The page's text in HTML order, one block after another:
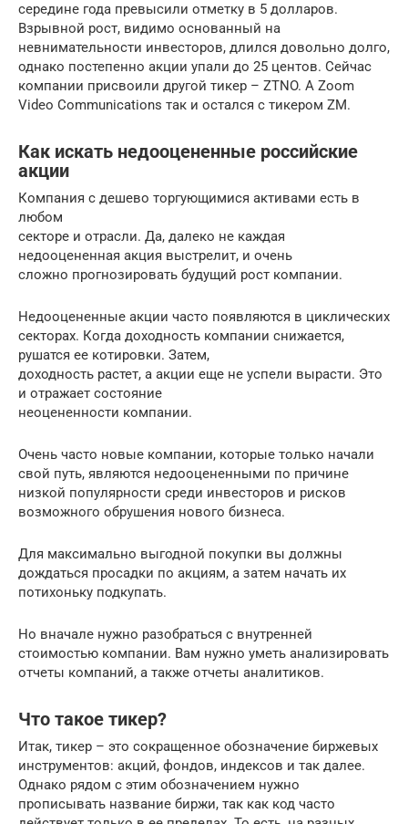
середине года превысили отметку в 5 долларов.
Взрывной рост, видимо основанный на
невнимательности инвесторов, длился довольно долго,
однако постепенно акции упали до 25 центов. Сейчас
компании присвоили другой тикер – ZTNO. А Zoom
Video Communications так и остался с тикером ZM.
Как искать недооцененные российские
акции
Компания с дешево торгующимися активами есть в
любом
секторе и отрасли. Да, далеко не каждая
недооцененная акция выстрелит, и очень
сложно прогнозировать будущий рост компании.
Недооцененные акции часто появляются в циклических
секторах. Когда доходность компании снижается,
рушатся ее котировки. Затем,
доходность растет, а акции еще не успели вырасти. Это
и отражает состояние
неоцененности компании.
Очень часто новые компании, которые только начали
свой путь, являются недооцененными по причине
низкой популярности среди инвесторов и рисков
возможного обрушения нового бизнеса.
Для максимально выгодной покупки вы должны
дождаться просадки по акциям, а затем начать их
потихоньку подкупать.
Но вначале нужно разобраться с внутренней
стоимостью компании. Вам нужно уметь анализировать
отчеты компаний, а также отчеты аналитиков.
Что такое тикер?
Итак, тикер – это сокращенное обозначение биржевых
инструментов: акций, фондов, индексов и так далее.
Однако рядом с этим обозначением нужно
прописывать название биржи, так как код часто